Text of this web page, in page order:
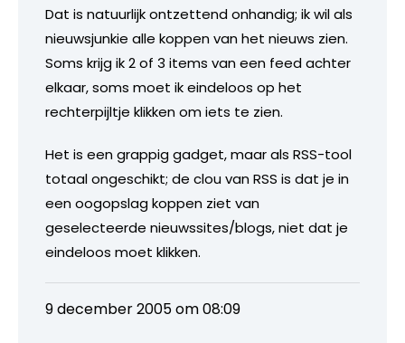
Dat is natuurlijk ontzettend onhandig; ik wil als
nieuwsjunkie alle koppen van het nieuws zien.
Soms krijg ik 2 of 3 items van een feed achter
elkaar, soms moet ik eindeloos op het
rechterpijltje klikken om iets te zien.
Het is een grappig gadget, maar als RSS-tool
totaal ongeschikt; de clou van RSS is dat je in
een oogopslag koppen ziet van
geselecteerde nieuwssites/blogs, niet dat je
eindeloos moet klikken.
9 december 2005 om 08:09